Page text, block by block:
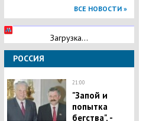
ВСЕ НОВОСТИ »
Загрузка...
РОССИЯ
21:00
"Запой и
попытка
бегства", -